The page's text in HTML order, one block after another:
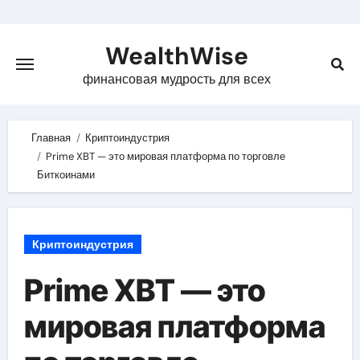
content
WealthWise
финансовая мудрость для всех
Главная
Криптоиндустрия
Prime XBT — это мировая платформа по торговле
Биткоинами
Криптоиндустрия
Prime XBT — это
мировая платформа